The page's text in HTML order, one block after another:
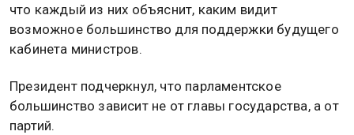
что каждый из них объяснит, каким видит
возможное большинство для поддержки будущего
кабинета министров.
Президент подчеркнул, что парламентское
большинство зависит не от главы государства, а от
партий.